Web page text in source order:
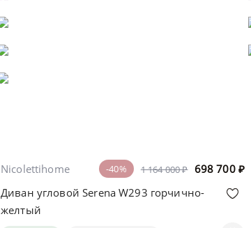
1 164 000 ₽ 698 700 ₽
-40%
Nicolettihome
Диван угловой Serena W293 горчично-
желтый